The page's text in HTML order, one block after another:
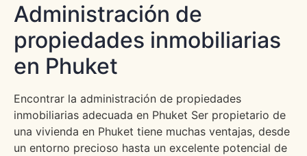
Administración de
propiedades inmobiliarias
en Phuket
Encontrar la administración de propiedades
inmobiliarias adecuada en Phuket Ser propietario de
una vivienda en Phuket tiene muchas ventajas, desde
un entorno precioso hasta un excelente potencial de